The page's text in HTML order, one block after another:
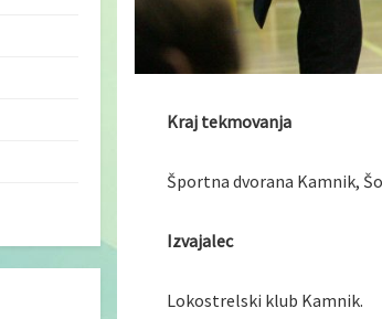
Kraj tekmovanja
Športna dvorana Kamnik,
Izvajalec
Lokostrelski klub Kamnik.